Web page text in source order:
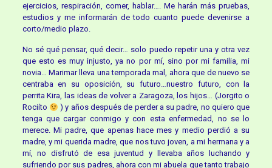
ejercicios, respiración, comer, hablar…. Me harán más pruebas,
estudios y me informarán de todo cuanto puede devenirse a
corto/medio plazo.
No sé qué pensar, qué decir… solo puedo repetir una y otra vez
que esto es muy injusto, ya no por mí, sino por mi familia, mi
novia… Marimar lleva una temporada mal, ahora que de nuevo se
centraba en su oposición, su futuro…nuestro futuro, con la
perrita Kira, las ideas de volver a Zaragoza, los hijos… (Jorgito o
Rociíto
) y años después de perder a su padre, no quiero que
tenga que cargar conmigo y con esta enfermedad, no se lo
merece. Mi padre, que apenas hace mes y medio perdió a su
madre, y mi querida madre, que nos tuvo joven, a mi hermana y a
mí, no disfrutó de esa juventud y llevaba años luchando y
sufriendo por sus padres, ahora con mi abuela que tanto trabajo